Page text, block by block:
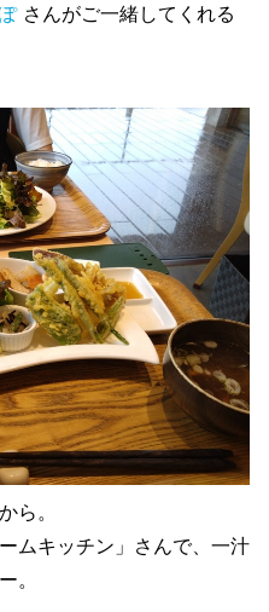
さんがご一緒してくれる
ら。
ムキッチン」さんで、一汁
。